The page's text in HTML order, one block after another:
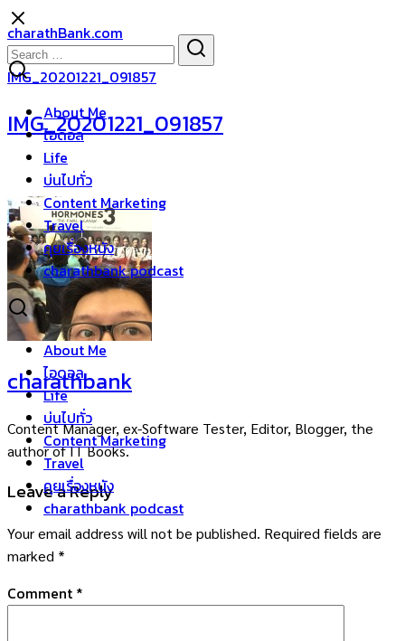
Skip
to
content
charathBank.com
About Me
ไอดอล
Life
บ่นไปทั่ว
Content Marketing
Travel
คุยเรื่องหนัง
charathbank podcast
About Me
ไอดอล
Life
บ่นไปทั่ว
Content Marketing
Travel
คุยเรื่องหนัง
charathbank podcast
Search
for:
IMG_20201221_091857
IMG_20201221_091857
charathbank
Content Manager, ex-Software Tester, Editor, Blogger, the
author of IT Books.
Leave a Reply
Your email address will not be published. Required fields are
marked *
Comment *